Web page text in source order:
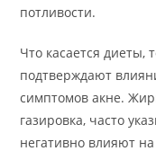
потливости.
Что касается диеты,
подтверждают
симптомов акне.
газировка, часто
негативно влияют